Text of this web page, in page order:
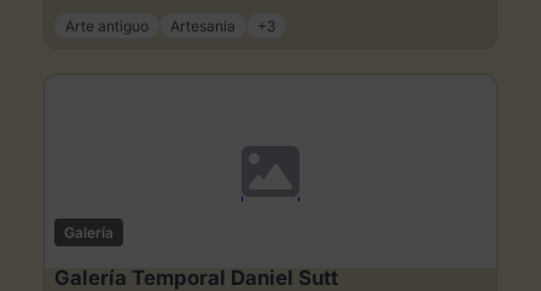
Arte antiguo Artesanía +3
Galería
Galería Temporal Daniel Sutt